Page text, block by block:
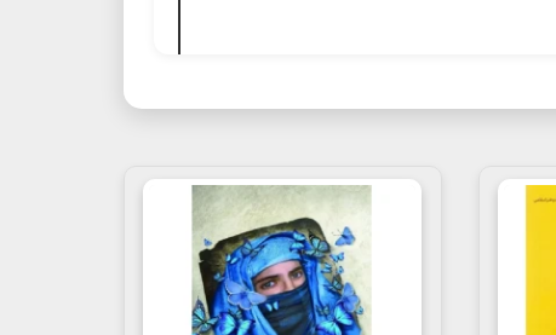
های شخصیت های مانا, خرید کتاب انتشارات